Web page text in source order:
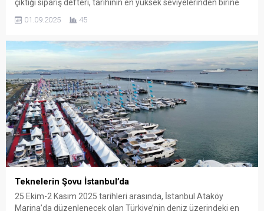
çıktığı sipariş defteri, tarihinin en yüksek seviyelerinden birine
defteri 9,95 milyon TEU seviyesinde bulunuyor. Yakın dönemde
eşiğinin üzerine taşıması bekleniyor....
01.09.2025 45
Teknelerin Şovu İstanbul’da
25 Ekim-2 Kasım 2025 tarihleri arasında, İstanbul Ataköy
Marina’da düzenlenecek olan Türkiye’nin deniz üzerindeki en